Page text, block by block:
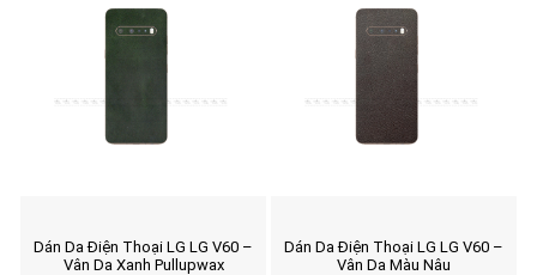
Dán Da Điện Thoại LG LG V60 –
Vân Da Xanh Pullupwax
Dán Da Điện Thoại LG LG V60 –
Vân Da Màu Nâu